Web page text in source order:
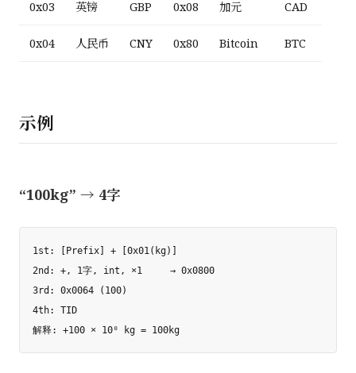
0x03 英镑 GBP 0x08 加元 CAD
0x04 人民币 CNY 0x80 Bitcoin BTC
示例
“100kg” → 4字
1st: [Prefix] + [0x01(kg)]
2nd: +, 1字, int, ×1     → 0x0800
3rd: 0x0064 (100)
4th: TID